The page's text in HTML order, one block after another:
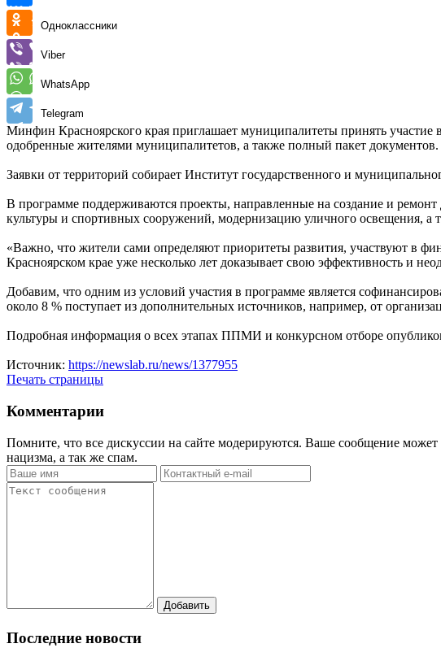
Одноклассники
Viber
WhatsApp
Telegram
Минфин Красноярского края приглашает муниципалитеты принять
одобренные жителями муниципалитетов, а также полный пакет документов.
Заявки от территорий собирает Институт государственного и
В программе поддерживаются проекты, направленные на создание и
культуры и спортивных сооружений, модернизацию уличного освещения, а
«Важно, что жители сами определяют приоритеты развития, участвуют в
Красноярском крае уже несколько лет доказывает свою эффективность и
Добавим, что одним из условий участия в программе является
около 8 % поступает из дополнительных источников, например, от
Подробная информация о всех этапах ППМИ и конкурсном отборе
Источник: https://newslab.ru/news/1377955
Печать страницы
Комментарии
Помните, что все дискуссии на сайте модерируются. Ваше сообщение может
нацизма, а так же спам.
Последние новости